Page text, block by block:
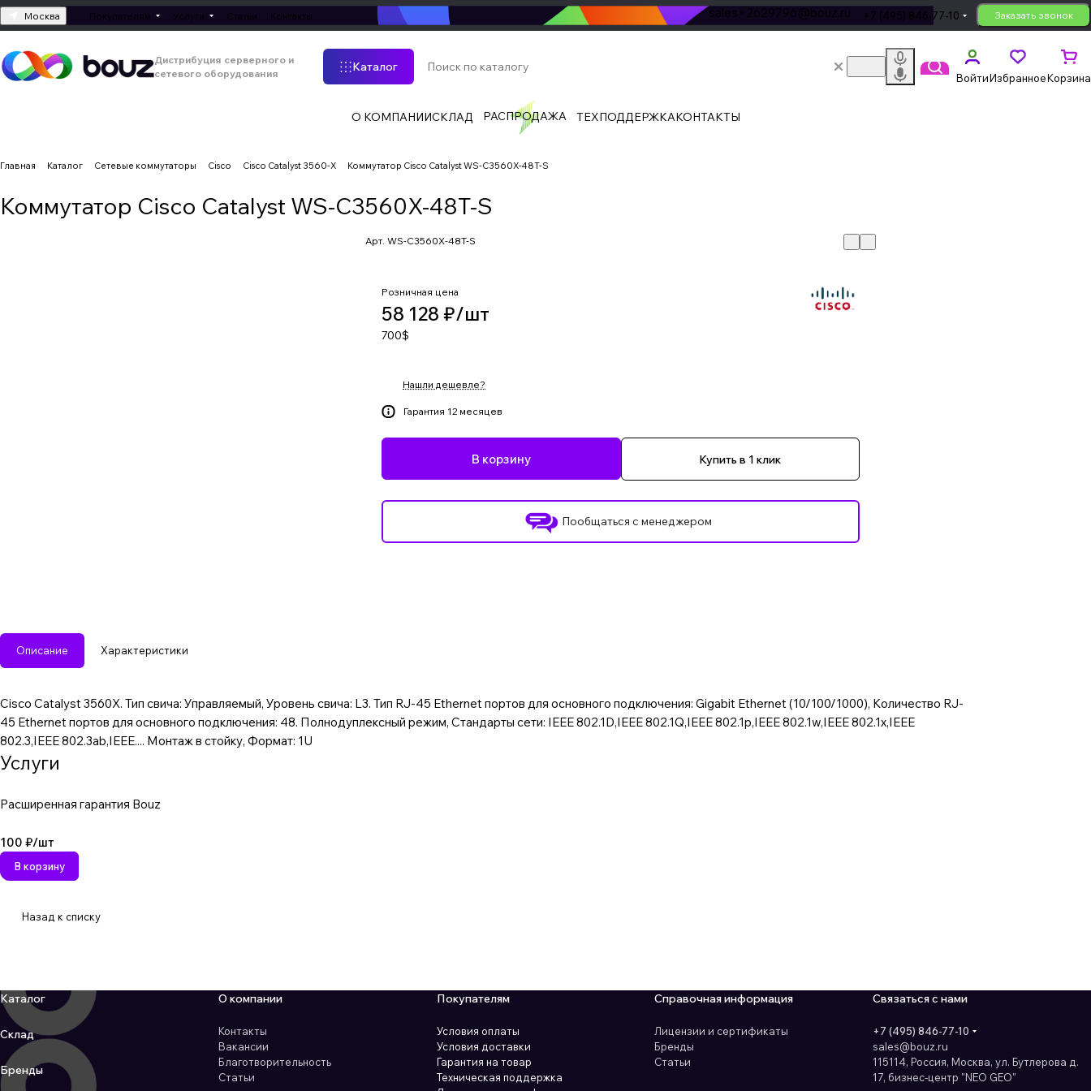
Москва Покупателям Услуги Статьи Контакты sales+2629796@bouz.ru +7 (495) 846-77-10 Заказать звонок
Дистрибуция серверного и
сетевого оборудования
Каталог
ВойтиИзбранноеКорзина
О КОМПАНИИСКЛАД РАСПРОДАЖА ТЕХПОДДЕРЖКАКОНТАКТЫ
Главная Каталог Сетевые коммутаторы Cisco Cisco Catalyst 3560-X Коммутатор Cisco Catalyst WS-C3560X-48T-S
Коммутатор Cisco Catalyst WS-C3560X-48T-S
Арт. WS-C3560X-48T-S
Розничная цена
58 128 ₽/шт
700$
В корзину Купить в 1 клик
Пообщаться с менеджером
Нашли дешевле?
Гарантия 12 месяцев
Описание Характеристики
Cisco Catalyst 3560X. Тип свича: Управляемый, Уровень свича: L3. Тип RJ-45 Ethernet портов для основного подключения: Gigabit Ethernet (10/100/1000), Количество RJ-
45 Ethernet портов для основного подключения: 48. Полнодуплексный режим, Стандарты сети: IEEE 802.1D,IEEE 802.1Q,IEEE 802.1p,IEEE 802.1w,IEEE 802.1x,IEEE
802.3,IEEE 802.3ab,IEEE.... Монтаж в стойку, Формат: 1U
Услуги
Расширенная гарантия Bouz
100 ₽/шт
В корзину
Назад к списку
Каталог
Склад
Бренды
О компании
Контакты
Вакансии
Благотворительность
Статьи
Покупателям
Условия оплаты
Условия доставки
Гарантия на товар
Техническая поддержка
Справочная информация
Лицензии и сертификаты
Бренды
Статьи
Связаться с нами
+7 (495) 846-77-10
sales@bouz.ru
115114, Россия, Москва, ул. Бутлерова д.
17, бизнес-центр "NEO GEO"